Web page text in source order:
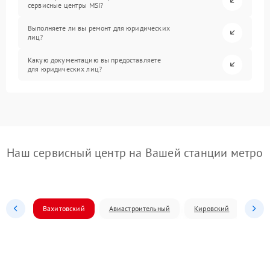
сервисные центры MSI?
Выполняете ли вы ремонт для юридических
лиц?
Какую документацию вы предоставляете
для юридических лиц?
Наш сервисный центр на Вашей станции метро
Вахитовский Авиастроительный Кировский